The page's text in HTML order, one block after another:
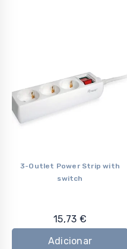
3-Outlet Power Strip with
switch
15,73 €
Adicionar